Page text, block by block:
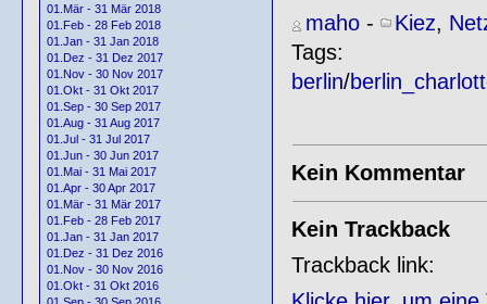
01.Mär - 31 Mär 2018
01.Feb - 28 Feb 2018
01.Jan - 31 Jan 2018
01.Dez - 31 Dez 2017
01.Nov - 30 Nov 2017
01.Okt - 31 Okt 2017
01.Sep - 30 Sep 2017
01.Aug - 31 Aug 2017
01.Jul - 31 Jul 2017
01.Jun - 30 Jun 2017
01.Mai - 31 Mai 2017
01.Apr - 30 Apr 2017
01.Mär - 31 Mär 2017
01.Feb - 28 Feb 2017
01.Jan - 31 Jan 2017
01.Dez - 31 Dez 2016
01.Nov - 30 Nov 2016
01.Okt - 31 Okt 2016
maho- Kiez,
Tags:
berlin/
Kein Kommentar
Kein Trackback
Trackback link: